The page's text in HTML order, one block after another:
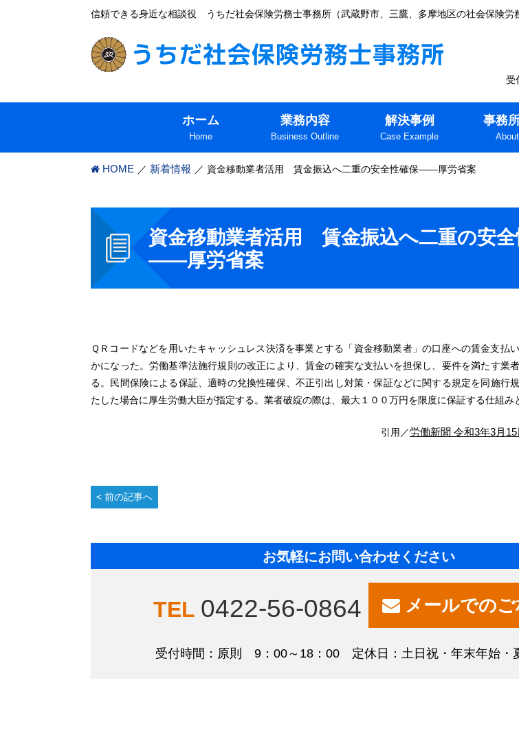
信頼できる身近な相談役 うちだ社会保険労務士事務所（武蔵野市、三鷹、多摩地区の社会保険労
受
ホーム
Home
業務内容
Business Outline
解決事例
Case Example
事務
HOME 新着情報 資金移動業者活用 賃金振込へ二重の安全性確保――厚労省案
資金移動業者活用 賃金振込へ二重の安全
――厚労省案
ＱＲコードなどを用いたキャッシュレス決済を事業とする「資金移動業者」の口座への賃金支払
かになった。労働基準法施行規則の改正により、賃金の確実な支払いを担保し、要件を満たす業
る。民間保険による保証、適時の兌換性確保、不正引出し対策・保証などに関する規定を同施行
たした場合に厚生労働大臣が指定する。業者破綻の際は、最大１００万円を限度に保証する仕組み
引用／労働新聞 令和3年3月
前の記事へ
お気軽にお問い合わせください
0422-56-0864 メールでの
受付時間：原則 9：00～18：00 定休日：土日祝・年末年始・